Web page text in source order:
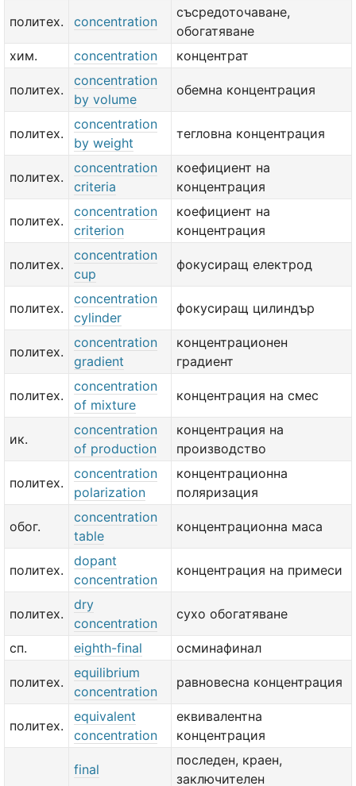
политех. concentration
съсредоточаване,
обогатяване
хим.
concentration концентрат
политех.
concentration
by volume
обемна концентрация
политех.
concentration
by weight
тегловна концентрация
политех.
concentration
criteria
коефициент на
концентрация
политех.
concentration
criterion
коефициент на
концентрация
политех.
concentration
cup
фокусиращ електрод
политех.
concentration
cylinder
фокусиращ цилиндър
политех.
concentration
gradient
концентрационен
градиент
политех.
concentration
of mixture
концентрация на смес
ик.
concentration
of production
концентрация на
производство
политех.
concentration
polarization
концентрационна
поляризация
обог.
concentration
table
концентрационна маса
политех.
dopant
concentration
концентрация на примеси
политех.
dry
concentration
сухо обогатяване
сп. eighth-final осминафинал
политех.
equilibrium
concentration
равновесна концентрация
политех.
equivalent
concentration
еквивалентна
концентрация
final
последен, краен,
заключителен